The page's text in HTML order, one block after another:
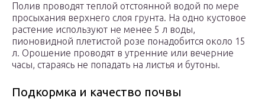
Полив проводят теплой отстоянной водой по мере
просыхания верхнего слоя грунта. На одно кустовое
растение используют не менее 5 л воды,
пионовидной плетистой розе понадобится около 15
л. Орошение проводят в утренние или вечерние
часы, стараясь не попадать на листья и бутоны.
Подкормка и качество почвы